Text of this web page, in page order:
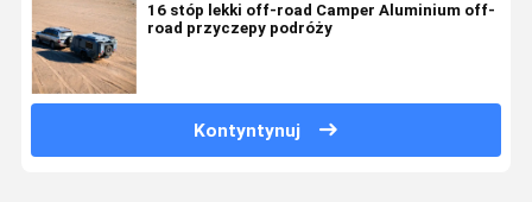
16 stóp lekki off-road Camper Aluminium off-
road przyczepy podróży
Kontyntynuj